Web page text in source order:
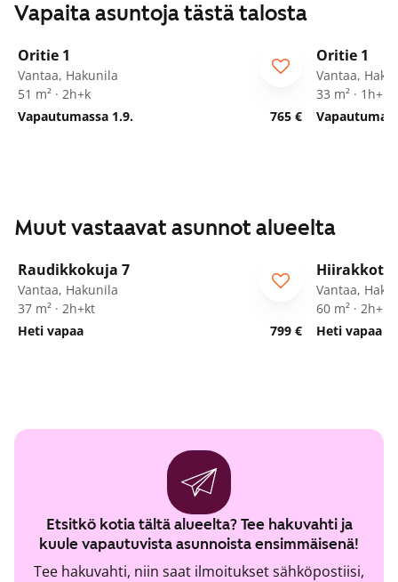
Vapaita asuntoja tästä talosta
/15
Oritie 1
Vantaa, Hakunila
51 m² · 2h+k
Vapautumassa 1.9.
765 €
Oritie 1
Vantaa,
33 m² · 1h+kk
Muut vastaavat asunnot alueelta
Raudikkokuja 7
Vantaa, Hakunila
37 m² · 2h+kt
Heti vapaa
799 €
Hiirakkotie
Vantaa,
60 m² · 2h+k
Heti vapaa
Etsitkö kotia tältä alueelta? Tee hakuvahti ja
kuule vapautuvista asunnoista ensimmäisenä!
Tee hakuvahti, niin saat ilmoitukset sähköpostiisi,